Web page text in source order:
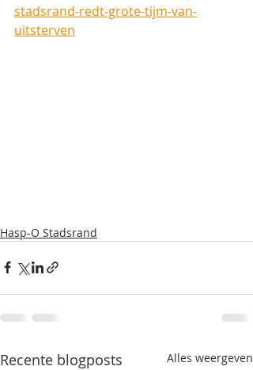
stadsrand-redt-grote-tijm-van-
uitsterven
Hasp-O Stadsrand
Recente blogposts Alles weergeven